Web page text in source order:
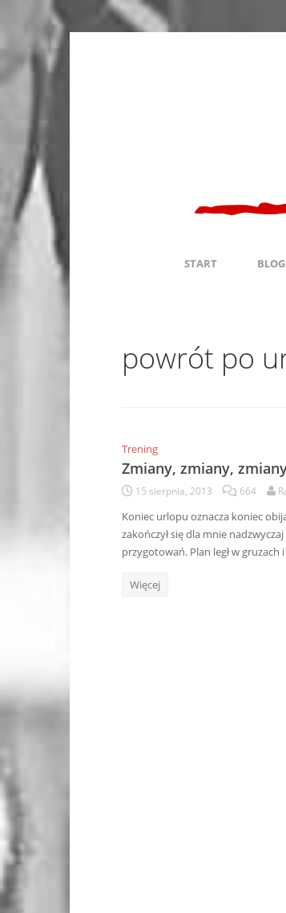
START BLOG
powrót po
Trening
Zmiany, zmiany,
15 sierpnia, 2013 664
Koniec urlopu oznacza koniec
zakończył się dla mnie
przygotowań. Plan legł w gruzach
Więcej